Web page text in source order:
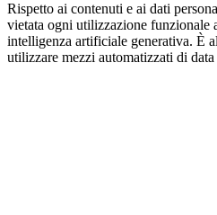
Rispetto ai contenuti e ai dati
vietata ogni utilizzazione funzionale
intelligenza artificiale generativa. È
utilizzare mezzi automatizzati di data